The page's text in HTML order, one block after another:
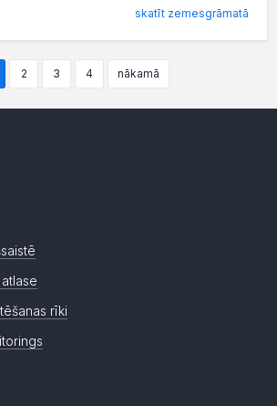
skatīt zemesgrāmatā
2 3 4 nākamā
rīki